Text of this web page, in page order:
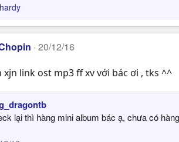
hardy
20/12/16
xjn link ost mp3 ff xv với bác ơi , tks ^^
lại thì hàng mini album bác ạ, chưa có